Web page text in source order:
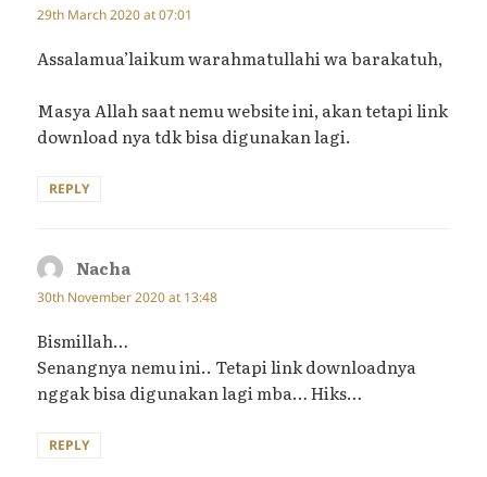
29th March 2020 at 07:01
Assalamua’laikum warahmatullahi wa barakatuh,
Masya Allah saat nemu website ini, akan tetapi link
download nya tdk bisa digunakan lagi.
REPLY
Nacha
30th November 2020 at 13:48
Bismillah…
Senangnya nemu ini.. Tetapi link downloadnya
nggak bisa digunakan lagi mba… Hiks…
REPLY